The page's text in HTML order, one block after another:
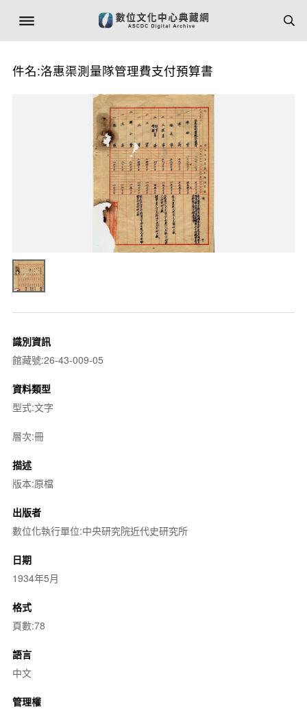
件名:洛惠渠測量隊管理費支付預算書
識別資訊
館藏號:26-43-009-05
資料類型
型式:文字
層次:冊
描述
版本:原檔
出版者
數位化執行單位:中央研究院近代史研究所
日期
1934年5月
格式
頁數:78
語言
中文
管理權